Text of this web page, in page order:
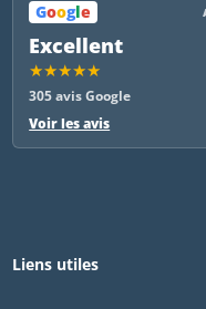
Google
Excellent
★★★★★
305 avis Google
Voir les avis
Liens utiles